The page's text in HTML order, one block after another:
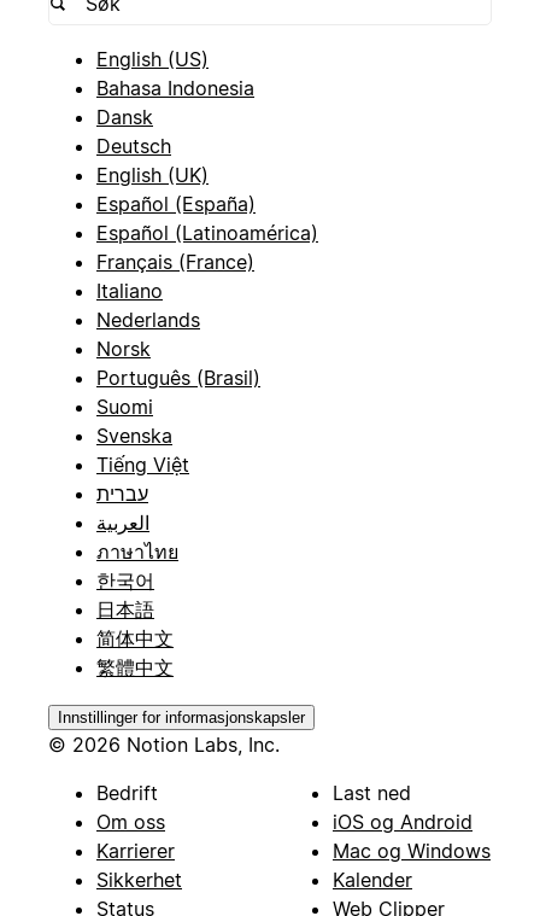
English (US)
Bahasa Indonesia
Dansk
Deutsch
English (UK)
Español (España)
Español (Latinoamérica)
Français (France)
Italiano
Nederlands
Norsk
Português (Brasil)
Suomi
Svenska
Tiếng Việt
עברית
العربية
ภาษาไทย
한국어
日本語
简体中文
繁體中文
Innstillinger for informasjonskapsler
© 2026 Notion Labs, Inc.
Bedrift
Om oss
Karrierer
Sikkerhet
Status
Last ned
iOS og Android
Mac og Windows
Kalender
Web Clipper